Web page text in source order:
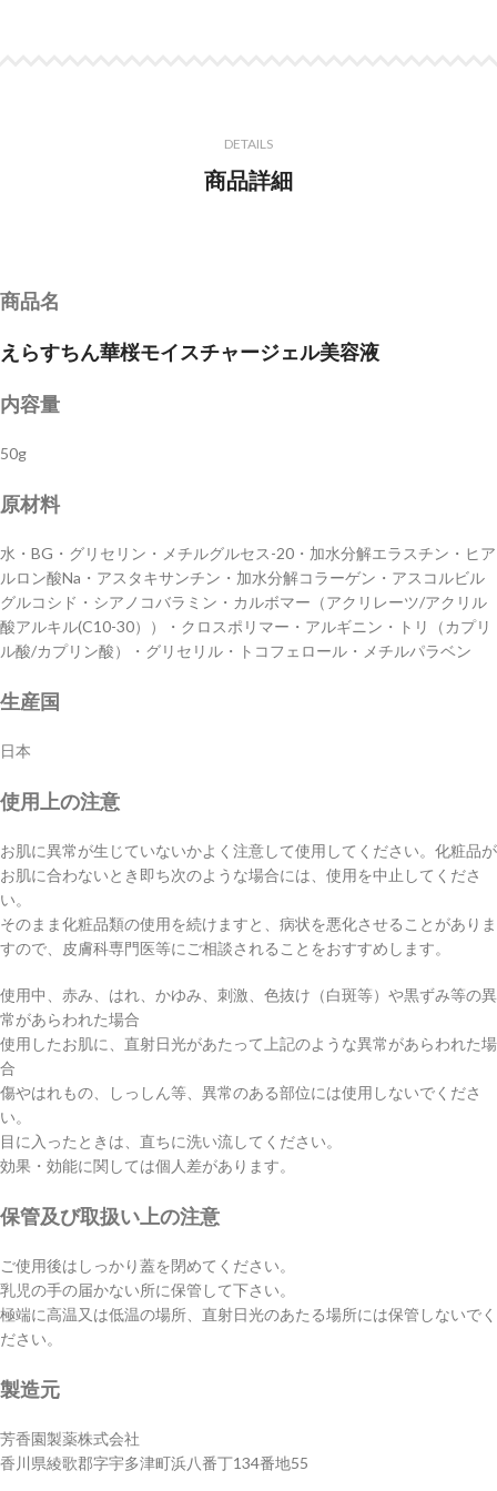
DETAILS
商品詳細
商品名
えらすちん華桜モイスチャージェル美容液
内容量
50g
原材料
水・BG・グリセリン・メチルグルセス-20・加水分解エラスチン・ヒア
ルロン酸Na・アスタキサンチン・加水分解コラーゲン・アスコルビル
グルコシド・シアノコバラミン・カルボマー（アクリレーツ/アクリル
酸アルキル(C10-30））・クロスポリマー・アルギニン・トリ（カプリ
ル酸/カプリン酸）・グリセリル・トコフェロール・メチルパラベン
生産国
日本
使用上の注意
お肌に異常が生じていないかよく注意して使用してください。化粧品が
お肌に合わないとき即ち次のような場合には、使用を中止してくださ
い。
そのまま化粧品類の使用を続けますと、病状を悪化させることがありま
すので、皮膚科専門医等にご相談されることをおすすめします。
使用中、赤み、はれ、かゆみ、刺激、色抜け（白斑等）や黒ずみ等の異
常があらわれた場合
使用したお肌に、直射日光があたって上記のような異常があらわれた場
合
傷やはれもの、しっしん等、異常のある部位には使用しないでくださ
い。
目に入ったときは、直ちに洗い流してください。
効果・効能に関しては個人差があります。
保管及び取扱い上の注意
ご使用後はしっかり蓋を閉めてください。
乳児の手の届かない所に保管して下さい。
極端に高温又は低温の場所、直射日光のあたる場所には保管しないでく
ださい。
製造元
芳香園製薬株式会社
香川県綾歌郡字宇多津町浜八番丁134番地55